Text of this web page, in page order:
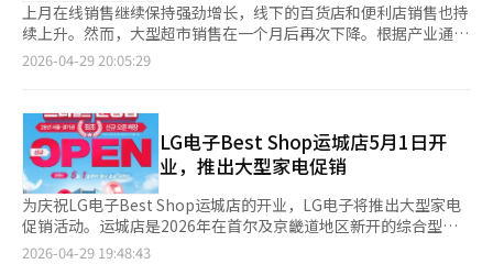
上月在线销售继续保持强劲增长，线下的百货店和便利店销售也持
续上升。然而，大型超市销售在一个月后再次下降。根据产业通商
部29日发布的《2026年3月主要零售企业销售趋势》，上月主要零
超市下降8.6%。特别是百货店和便利店的销售自去年7月以来连续
9个月增长。百货店因外国游客增加、春季出游和新学期需求，国
际品牌销售大幅增长。便利店在加工食品、即食食品、烟草和杂货
方面表现良好。相反，大型超市因在线消费的转移，食品和生活用
品等大多数商品类别表现不佳，导致销售下降。中型超市连续4个
月下降。从季度来看，大型超市自2024年第二季度以来连续8个季
度表现不佳，中型超市自去年第三季度以来连续3个季度下降。在
线销售同比增长8.1%，自统计开始以来持续增长。化妆品增长
2026-04-29 20:05:29
LG电子Best Shop运城店5月1日开
业，推出大型家电促销
为庆祝LG电子Best Shop运城店的开业，LG电子将推出大型家电
促销活动。运城店是2026年在首尔及京畿道地区新开的综合型门
店，提供高端家电体验和定制咨询服务。开业活动将于5月1日开
2026-04-29 19:48:43